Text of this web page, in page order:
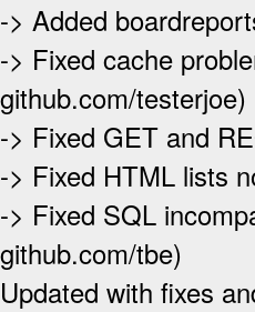
-> Added
-> Fixed cache
github.com/testerjoe)
-> Fixed GET and
-> Fixed HTML lists
-> Fixed SQL
github.com/tbe)
Updated with fixes